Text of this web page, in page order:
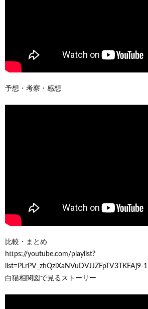
予想・考察・感想
比較・まとめ
https://youtube.com/playlist?
list=PLrPV_zhQzlXaNVuDVJJZFpTV3TKFAj9-1
白猫相関図で見るストーリー